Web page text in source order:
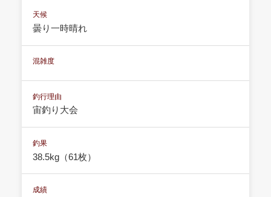
天候
曇り一時晴れ
混雑度
釣行理由
宙釣り大会
釣果
38.5kg（61枚）
成績